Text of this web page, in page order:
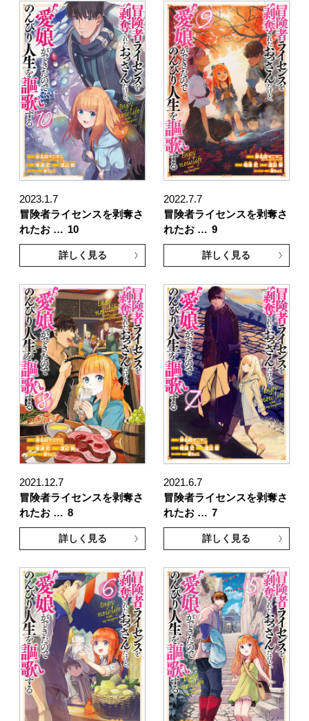
2023.1.7
冒険者ライセンスを剥奪さ
れたお … 10
詳しく見る
2022.7.7
冒険者ライセンスを剥奪さ
れたお … 9
詳しく見る
2021.12.7
冒険者ライセンスを剥奪さ
れたお … 8
詳しく見る
2021.6.7
冒険者ライセンスを剥奪さ
れたお … 7
詳しく見る